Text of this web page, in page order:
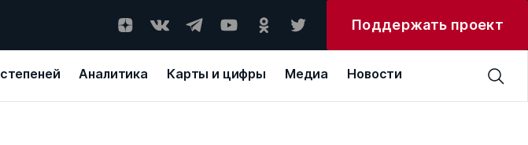
Поддержать проект
Аналитика Карты и цифры Медиа Новости